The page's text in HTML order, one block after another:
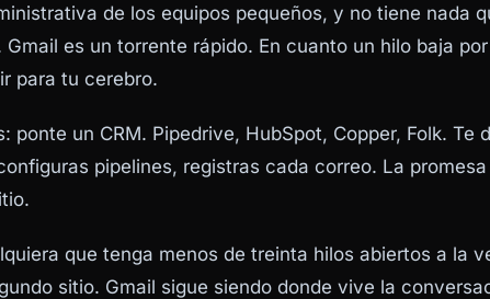
de los equipos pequeños, y no tiene nada
es un torrente rápido. En cuanto un hilo baja
para tu cerebro.
ponte un CRM. Pipedrive, HubSpot, Copper, Folk. Te
pipelines, registras cada correo. La
que tenga menos de treinta hilos abiertos a la
sitio. Gmail sigue siendo donde vive la